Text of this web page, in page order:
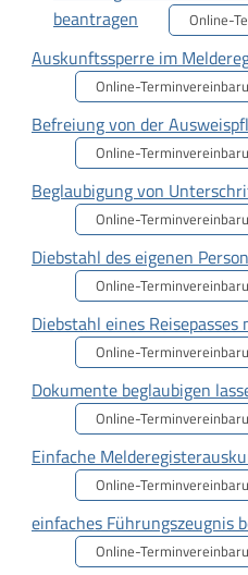
beantragen
Online-
Auskunftssperre im
Online-
Befreiung von der
Online-
Beglaubigung von
Online-
Diebstahl des eigenen
Online-
Diebstahl eines Reisepasses
Online-
Dokumente beglaubigen
Online-
Einfache
Online-
einfaches Führungszeugnis
Online-